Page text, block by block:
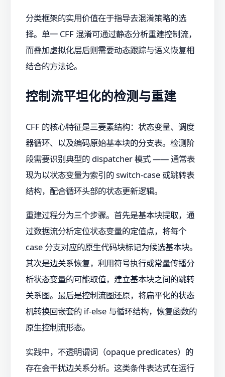
分类框架的实用价值在于指导去混淆策略的选
择。单一 CFF 混淆可通过静态分析重建控制流，
而叠加虚拟化层后则需要动态跟踪与语义恢复相
结合的方法论。
控制流平坦化的检测与重建
CFF 的核心特征是三要素结构：状态变量、调度
器循环、以及编码原始基本块的分支表。检测阶
段需要识别典型的 dispatcher 模式 —— 通常表
现为以状态变量为索引的 switch-case 或跳转表
结构，配合循环头部的状态更新逻辑。
重建过程分为三个步骤。首先是基本块提取，通
过数据流分析定位状态变量的定值点，将每个
case 分支对应的原生代码块标记为候选基本块。
其次是边关系恢复，利用符号执行或常量传播分
析状态变量的可能取值，建立基本块之间的跳转
关系图。最后是控制流图还原，将扁平化的状态
机转换回嵌套的 if-else 与循环结构，恢复函数的
原生控制流形态。
实践中，不透明谓词（opaque predicates）的
存在会干扰边关系分析。这类条件表达式在运行